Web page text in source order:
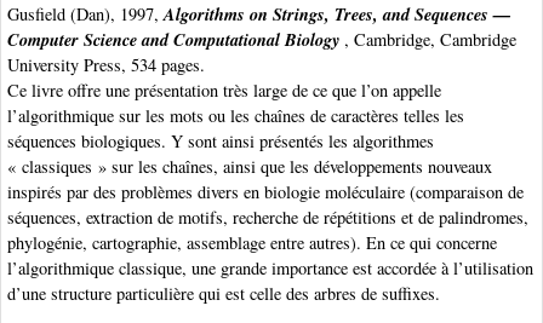
Gusfield (Dan), 1997,Algorithms on Strings, Trees, and Sequences —
Computer Science and Computational Biology , Cambridge, Cambridge
University Press, 534 pages.
Ce livre offre une présentation très large de ce que l’on appelle
l’algorithmique sur les mots ou les chaînes de caractères telles les
séquences biologiques. Y sont ainsi présentés les algorithmes
« classiques » sur les chaînes, ainsi que les développements nouveaux
inspirés par des problèmes divers en biologie moléculaire (comparaison de
séquences, extraction de motifs, recherche de répétitions et de palindromes,
phylogénie, cartographie, assemblage entre autres). En ce qui concerne
l’algorithmique classique, une grande importance est accordée à l’utilisation
d’une structure particulière qui est celle des arbres de suffixes.